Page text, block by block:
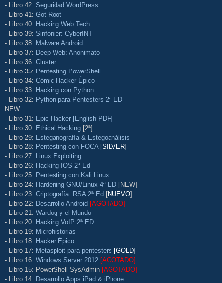
- Libro 42: Seguridad WordPress
- Libro 41: Got Root
- Libro 40: Hacking Web Tech
- Libro 39: Sinfonier: CyberINT
- Libro 38: Malware Android
- Libro 37: Deep Web: Anonimato
- Libro 36: Cluster
- Libro 35: Pentesting PowerShell
- Libro 34: Cómic Hacker Épico
- Libro 33: Hacking con Python
- Libro 32: Python para Pentesters 2ª ED
NEW
- Libro 31: Epic Hacker [English PDF]
- Libro 30: Ethical Hacking [2ª]
- Libro 29: Esteganografía & Estegoanálisis
- Libro 28: Pentesting con FOCA [SILVER]
- Libro 27: Linux Exploiting
- Libro 26: Hacking IOS 2ª Ed
- Libro 25: Pentesting con Kali Linux
- Libro 24: Hardening GNU/Linux 4ª ED [NEW]
- Libro 23: Criptografía: RSA 2ª Ed [NUEVO]
- Libro 22: Desarrollo Android [AGOTADO]
- Libro 21: Wardog y el Mundo
- Libro 20: Hacking VoIP 2ª ED
- Libro 19: Microhistorias
- Libro 18: Hacker Épico
- Libro 17: Metasploit para pentesters [GOLD]
- Libro 16: Windows Server 2012 [AGOTADO]
- Libro 15: PowerShell SysAdmin [AGOTADO]
- Libro 14: Desarrollo Apps iPad & iPhone